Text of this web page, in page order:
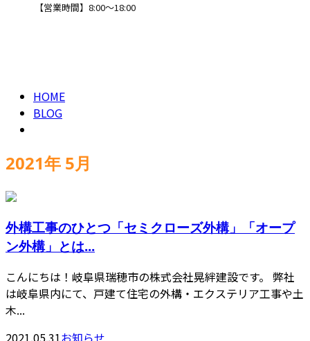
【営業時間】8:00～18:00
HOME
BLOG
2021年 5月
外構工事のひとつ「セミクローズ外構」「オープ
ン外構」とは...
こんにちは！岐阜県瑞穂市の株式会社晃絆建設です。 弊社
は岐阜県内にて、戸建て住宅の外構・エクステリア工事や土
木...